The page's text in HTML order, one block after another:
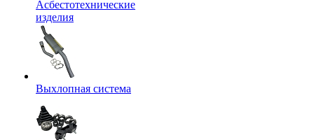
Асбестотехнические
изделия
Выхлопная система